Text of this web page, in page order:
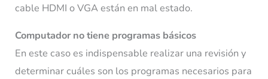
cable HDMI o VGA están en mal estado.
Computador no tiene programas básicos
En este caso es indispensable realizar una revisión y
determinar cuáles son los programas necesarios para